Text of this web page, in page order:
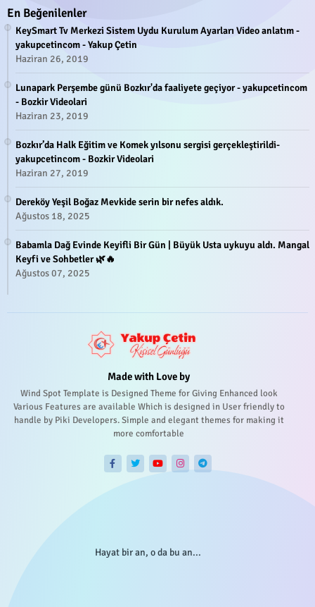
En Beğenilenler
KeySmart Tv Merkezi Sistem Uydu Kurulum Ayarları Video anlatım -
yakupcetincom - Yakup Çetin
Haziran 26, 2019
Lunapark Perşembe günü Bozkır'da faaliyete geçiyor - yakupcetincom
- Bozkir Videolari
Haziran 23, 2019
Bozkır’da Halk Eğitim ve Komek yılsonu sergisi gerçekleştirildi-
yakupcetincom - Bozkir Videolari
Haziran 27, 2019
Dereköy Yeşil Boğaz Mevkide serin bir nefes aldık.
Ağustos 18, 2025
Babamla Dağ Evinde Keyifli Bir Gün | Büyük Usta uykuyu aldı. Mangal
Keyfi ve Sohbetler 🌿🔥
Ağustos 07, 2025
Made with Love by
Wind Spot Template is Designed Theme for Giving Enhanced look
Various Features are available Which is designed in User friendly to
handle by Piki Developers. Simple and elegant themes for making it
more comfortable
Hayat bir an, o da bu an...